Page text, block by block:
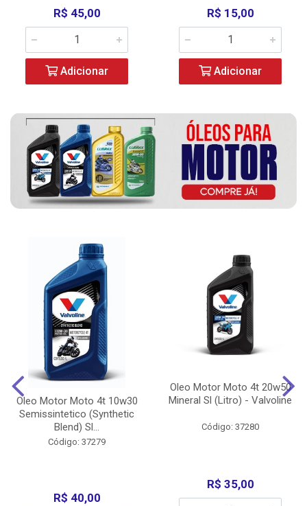
R$ 45,00
Adicionar
R$ 15,00
Adicionar
Oleo Motor Moto 4t 10w30
Semissintetico (Synthetic
Blend) Sl...
Código: 37279
R$ 40,00
Oleo Motor Moto 4t 20w50
Mineral Sl (Litro) - Valvoline
Código: 37280
R$ 35,00